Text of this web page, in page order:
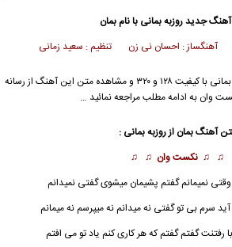
آهنگ جدیدروزبه بمانی با نام بمان
آهنگساز : احسان نی زن تنظیم : سعید زمانی
با کیفیت ۱۲۸ و ۳۲۰ و مشاهده متن این آهنگ از رسانه
وان به ادامه مطلب مراجعه نمائید …
آهنگ بمان ازروزبه بمانی :
♫ ♫ نکست وان ♫ ♫
نمیمانم گفتم پشیمان میشوی گفتی نمیدانم
سرم بی تو گفتی نه میدانم نه میپرسم نه میمانم
رفتنت گفتم گفتم که هر کاری کنم یاد تو می افتم